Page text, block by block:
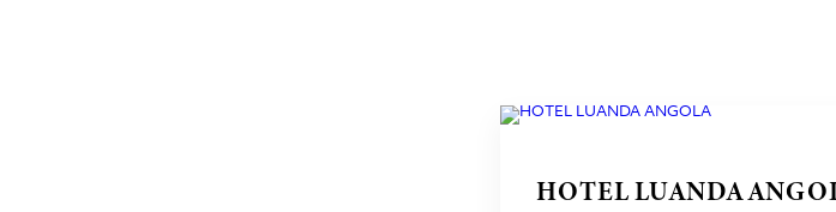
HOTEL LUANDA